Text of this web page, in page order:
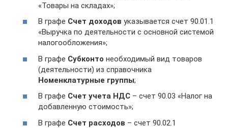
«Товары на складах»;
В графе Счет доходов указывается счет 90.01.1
«Выручка по деятельности с основной системой
налогообложения»;
В графе Субконто необходимый вид товаров
(деятельности) из справочника
Номенклатурные группы;
В графе Счет учета НДС – счет 90.03 «Налог на
добавленную стоимость»;
В графе Счет расходов – счет 90.02.1